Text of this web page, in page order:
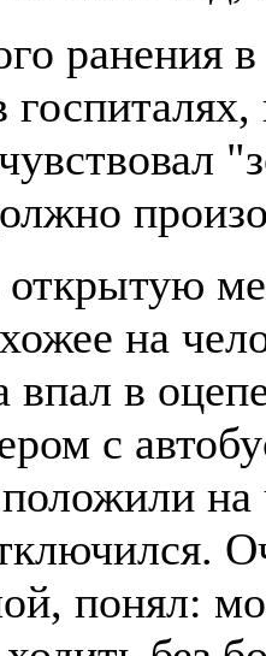
ранения
на
впал в
с
на
понял: